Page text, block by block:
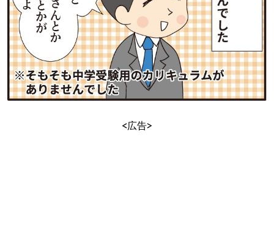
<広告>